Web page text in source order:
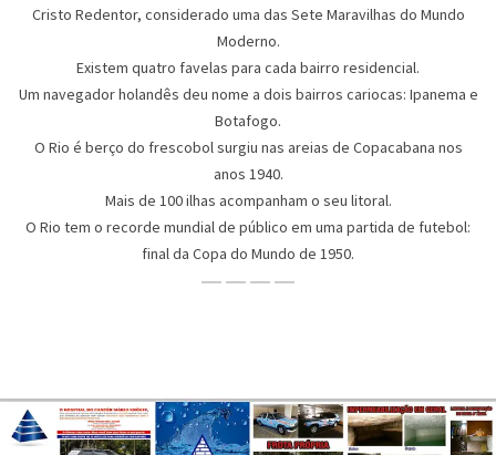
Cristo Redentor, considerado uma das Sete Maravilhas do Mundo
Moderno.
Existem quatro favelas para cada bairro residencial.
Um navegador holandês deu nome a dois bairros cariocas: Ipanema e
Botafogo.
O Rio é berço do frescobol surgiu nas areias de Copacabana nos
anos 1940.
Mais de 100 ilhas acompanham o seu litoral.
O Rio tem o recorde mundial de público em uma partida de futebol:
final da Copa do Mundo de 1950.